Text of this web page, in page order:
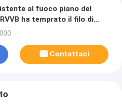
al fuoco piano del
ha temprato il filo di
Contattaci